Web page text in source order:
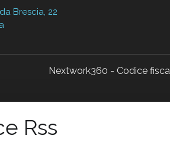
Brescia, 22
Nextwork360 - Codice
Rss